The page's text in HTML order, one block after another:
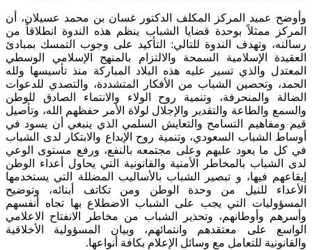
وأوضح عميد المركز المكلف الدكتور غسان بن محمد عسيلان، أن
المركز ممثلاً بوحدة قضايا الشباب ينظم هذه الندوة انطلاقاً من
رسالته، وتهدف الندوة للتالي: التأكيد على وجوب التمسك بمبادئ
العقيدة الإسلامية السمحة والالتزام بالمنهج الإسلامي الوسطي
المعتدل والذي تسير عليه هذه البلاد المباركة منذ تأسيسها ولله
الحمد، وتحصين الشباب من الأفكار المتشددة، والتصدي للدعوات
الضالة والمنحرفة، وتنمية روح الولاء والانتماء الصادق للوطن
والسمع والطاعة والتقدير والإجلال لولاة الأمر حفظهم الله، وتأصيل
قيم ومفاهيم التسامح والتعايش السلمي الذي ينبغي أن يسود في
أوساط الشباب السعودي، وتنمية روح الإبداع والابتكار لدى الشباب
في كل ما يعود عليهم وعلى مجتمعه بالنفع، ورفع مستوى الوعي
لدى الشباب بالمخاطر الأمنية والقانونية التي يحاول أعداء الوطن
إيقاعهم فيها، و تبصير الشباب بالأساليب المضللة التي يستخدمها
الأعداء للنيل من وحدة الوطن ومن تكاتف أبنائه، وتوضيح
المسؤوليات التي يجب على الشباب الاضطلاع بها تجاه أنفسهم
وأسرهم وأوطانهم، وتحذير الشباب من مخاطر الانفتاح الاعلامي
الواسع على معتقدهم وانتمائهم، وبيان المسؤولية الأخلاقية
والقانونية للتعامل مع وسائل الإعلام بكافة أنواعها.